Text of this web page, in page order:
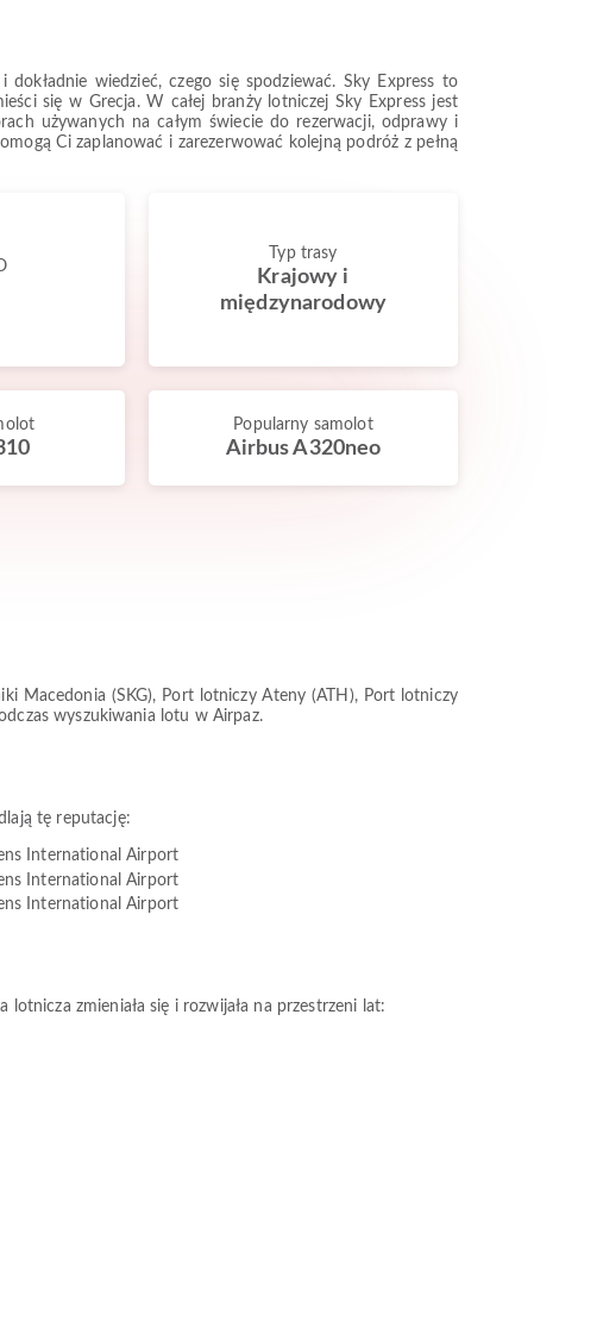
wiedzieć, czego się spodziewać. Sky Express to
się w Grecja. W całej branży lotniczej Sky Express jest
używanych na całym świecie do rezerwacji, odprawy i
Ci zaplanować i zarezerwować kolejną podróż z pełną
Typ trasy
Krajowy i
międzynarodowy
Popularny samolot
Airbus A320neo
Macedonia (SKG), Port lotniczy Ateny (ATH), Port lotniczy
wyszukiwania lotu w Airpaz.
tę reputację:
International Airport
International Airport
International Airport
zmieniała się i rozwijała na przestrzeni lat: